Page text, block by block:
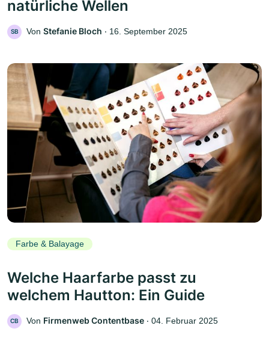
natürliche Wellen
SB Von Stefanie Bloch ‧ 16. September 2025
Farbe & Balayage
Welche Haarfarbe passt zu
welchem Hautton: Ein Guide
CB Von Firmenweb Contentbase ‧ 04. Februar 2025